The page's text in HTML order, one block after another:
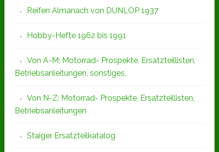
Reifen Almanach von DUNLOP 1937
Hobby-Hefte 1962 bis 1991
Von A-M: Motorrad- Prospekte, Ersatzteillisten,
Betriebsanleitungen, sonstiges,
Von N-Z: Motorrad- Prospekte, Ersatzteillisten,
Betriebsanleitungen
Staiger Ersatzteilkatalog